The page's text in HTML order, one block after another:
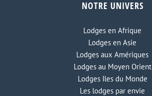
NOTRE UNIVERS
Lodges en Afrique
Lodges en Asie
Lodges aux Amériques
Lodges au Moyen Orient
Lodges Iles du Monde
Les lodges par envie